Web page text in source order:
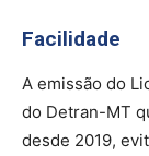
Facilidade
A emissão do
do Detran-MT
desde 2019,